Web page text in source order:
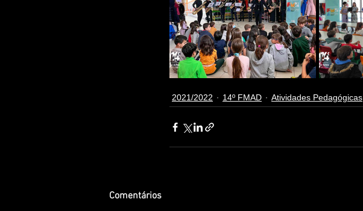
2021/2022 14º FMAD Atividades Pedagógicas
Comentários